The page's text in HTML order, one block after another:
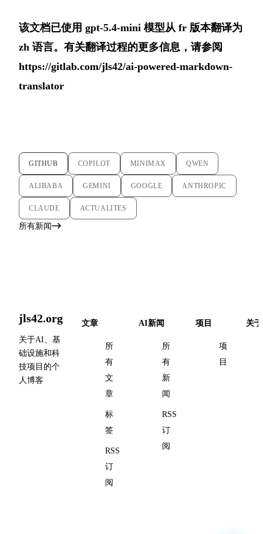
该文档已使用 gpt-5.4-mini 模型从 fr 版本翻译为
zh 语言。有关翻译过程的更多信息，请参阅
https://gitlab.com/jls42/ai-powered-markdown-
translator
GITHUB COPILOT MINIMAX QWEN
ALIBABA GEMINI GOOGLE ANTHROPIC
CLAUDE ACTUALITES
所有新闻
jls42.org
关于AI、基
础设施和科
技项目的个
人博客
文章
所
有
文
章
标
签
RSS
订
阅
AI新闻
所
有
新
闻
RSS
订
阅
项目
项
目
关于